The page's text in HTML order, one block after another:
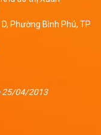
Phường Bình Phú, TP
25/04/2013